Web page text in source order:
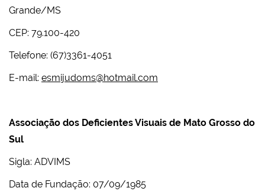
Grande/MS
CEP: 79.100-420
Telefone: (67)3361-4051
E-mail: esmijudoms@hotmail.com
Associação dos Deficientes Visuais de Mato Grosso do
Sul
Sigla: ADVIMS
Data de Fundação: 07/09/1985